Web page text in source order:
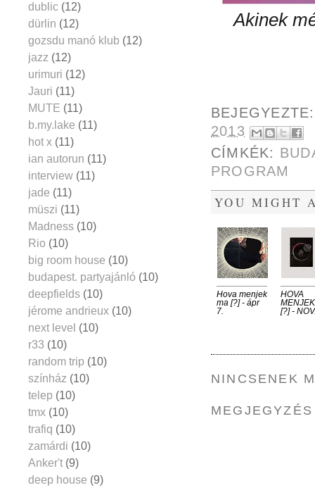
Akinek
2013
CÍMKÉK:
PROGRAM
YOU MIGHT
Hova menjek
ma [?] - ápr
7.
HOVA
[?] -
NINCSENEK
dublic (12)
dürlin (12)
gozsdu manó klub (12)
jazz (12)
urimuri (12)
Jauri (11)
MUTE (11)
b.my.lake (11)
hot x (11)
ian autorun (11)
interview (11)
jade (11)
müszi (11)
Madness (10)
Rio (10)
big room house (10)
budapest. partyajánló (10)
deepfields (10)
jérome andrieux (10)
next level (10)
r33 (10)
random trip (10)
színház (10)
telep (10)
tmx (10)
trafiq (10)
zamárdi (10)
Anker't (9)
deep house (9)